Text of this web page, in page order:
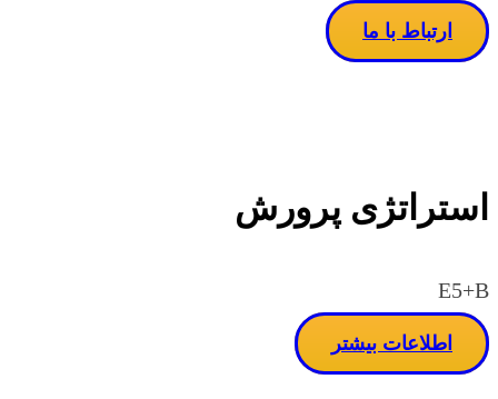
ارتباط با ما
استراتژی پرورش
E5+B
اطلاعات بیشتر